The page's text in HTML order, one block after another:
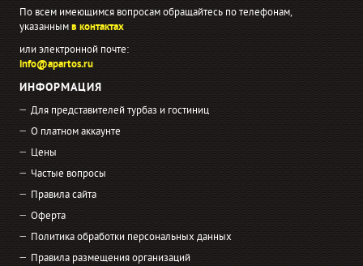
По всем имеющимся вопросам обращайтесь по телефонам,
указаннымв контактах
или электронной почте:
info@apartos.ru
ИНФОРМАЦИЯ
Для представителей турбаз и гостиниц
О платном аккаунте
Цены
Частые вопросы
Правила сайта
Оферта
Политика обработки персональных данных
Правила размещения организаций